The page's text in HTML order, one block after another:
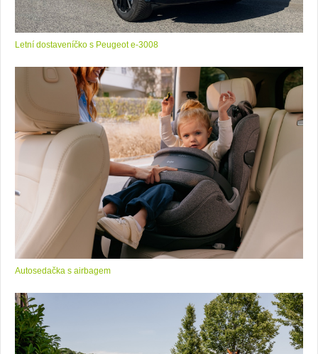
Letní dostaveníčko s Peugeot e-3008
Autosedačka s airbagem